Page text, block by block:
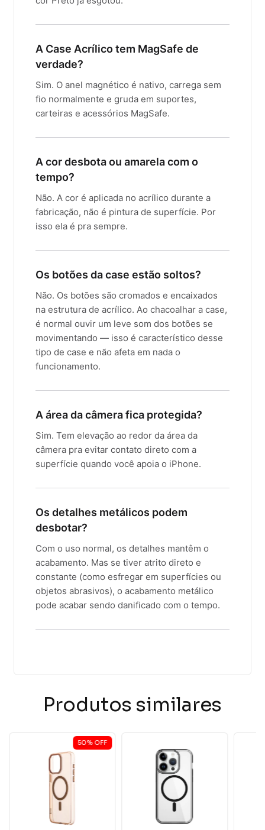
A Case Acrílico tem MagSafe de
verdade?
Sim. O anel magnético é nativo, carrega sem
fio normalmente e gruda em suportes,
carteiras e acessórios MagSafe.
A cor desbota ou amarela com o
tempo?
Não. A cor é aplicada no acrílico durante a
fabricação, não é pintura de superfície. Por
isso ela é pra sempre.
Os botões da case estão soltos?
Não. Os botões são cromados e encaixados
na estrutura de acrílico. Ao chacoalhar a case,
é normal ouvir um leve som dos botões se
movimentando — isso é característico desse
tipo de case e não afeta em nada o
funcionamento.
A área da câmera fica protegida?
Sim. Tem elevação ao redor da área da
câmera pra evitar contato direto com a
superfície quando você apoia o iPhone.
Os detalhes metálicos podem
desbotar?
Com o uso normal, os detalhes mantêm o
acabamento. Mas se tiver atrito direto e
constante (como esfregar em superfícies ou
objetos abrasivos), o acabamento metálico
pode acabar sendo danificado com o tempo.
Produtos similares
50% OFF